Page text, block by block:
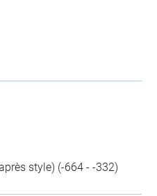
style) (-664 - -332)